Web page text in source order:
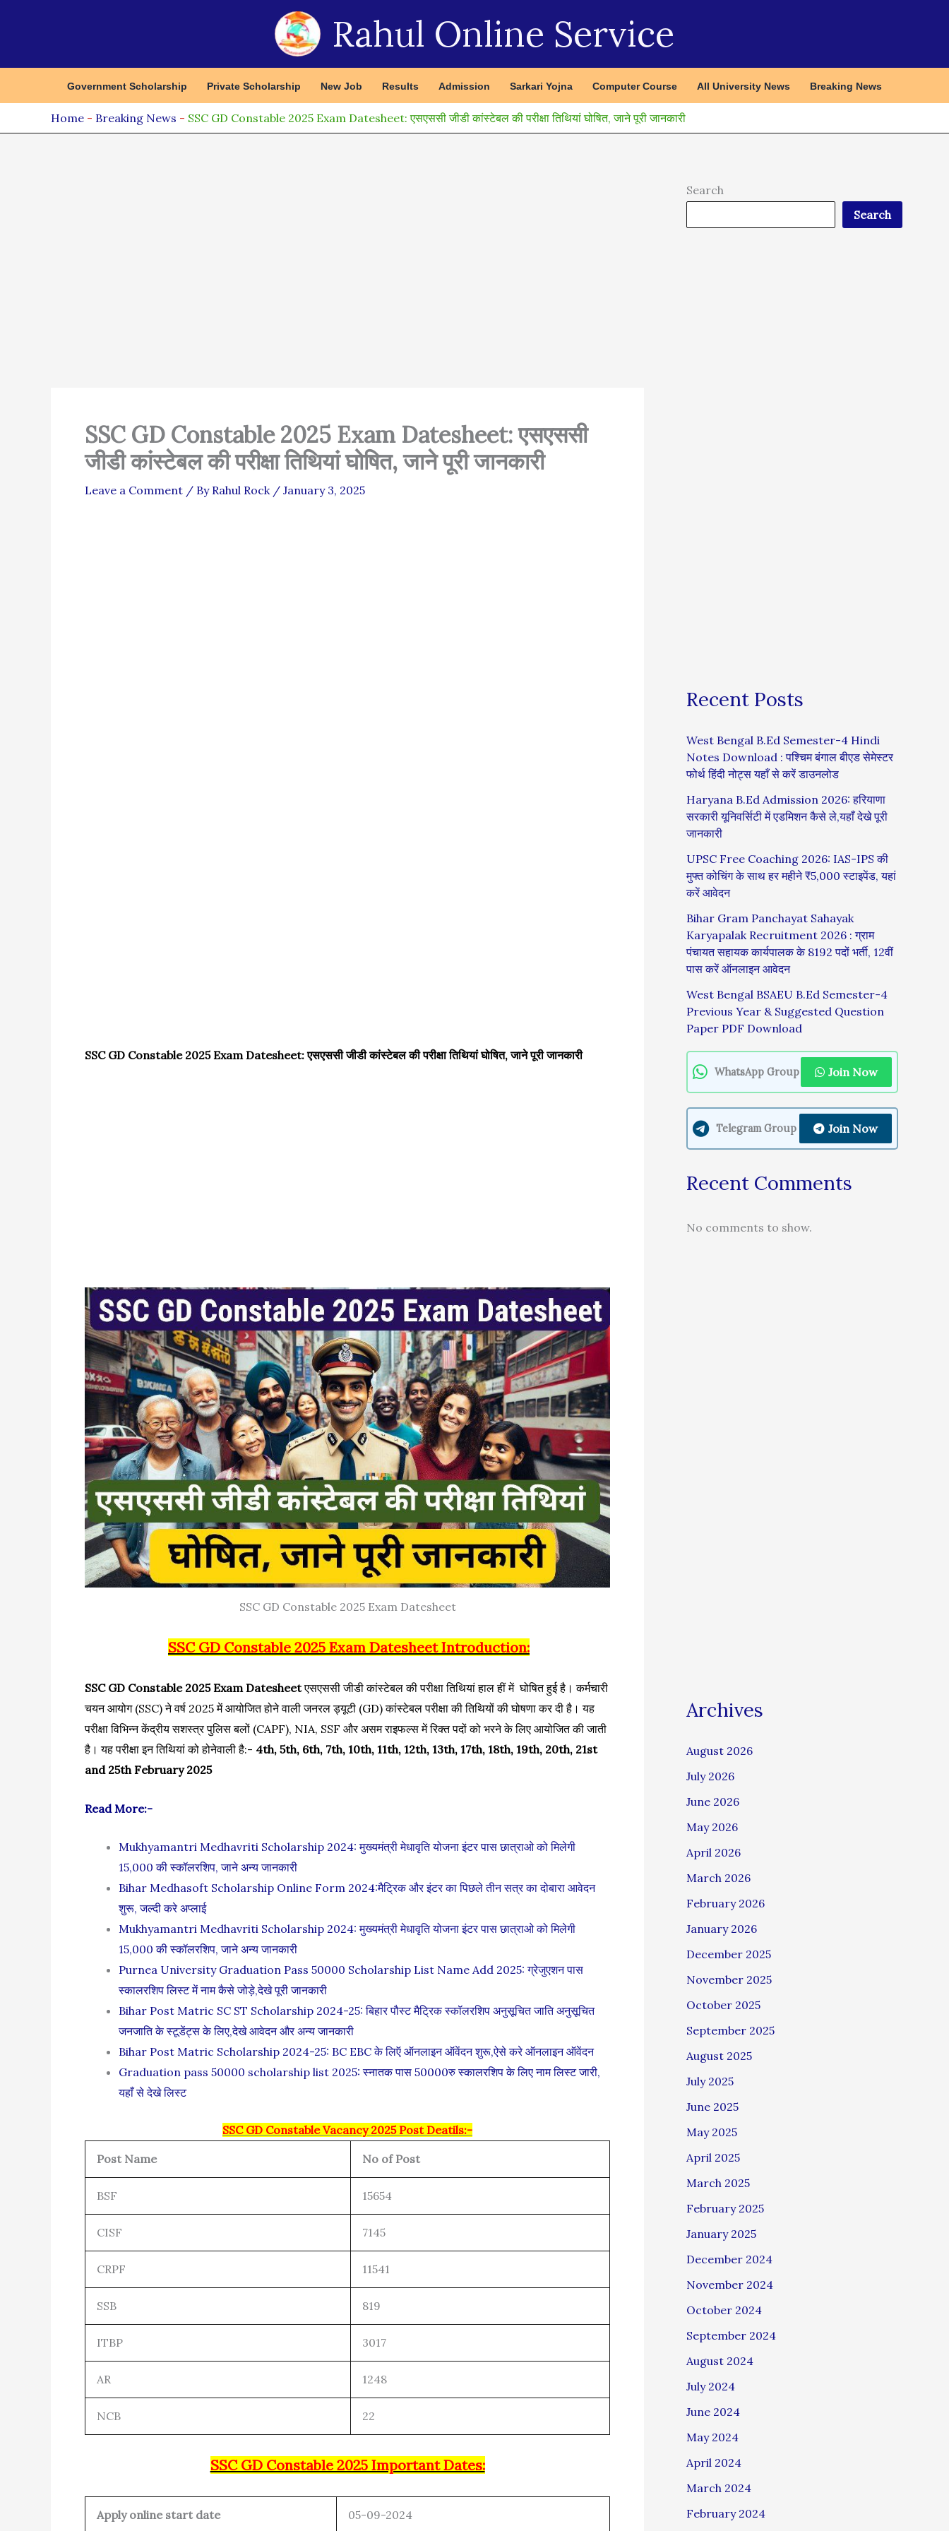
Rahul Online Service
Government Scholarship Private Scholarship New Job Results Admission Sarkari Yojna Computer Course All University News Breaking News
Home - Breaking News - SSC GD Constable 2025 Exam Datesheet: एसएससी जीडी कांस्टेबल की परीक्षा तिथियां घोषित, जाने पूरी जानकारी
SSC GD Constable 2025 Exam Datesheet: एसएससी
जीडी कांस्टेबल की परीक्षा तिथियां घोषित, जाने पूरी जानकारी
Leave a Comment / By Rahul Rock / January 3, 2025
SSC GD Constable 2025 Exam Datesheet: एसएससी जीडी कांस्टेबल की परीक्षा तिथियां घोषित, जाने पूरी जानकारी
SSC GD Constable 2025 Exam Datesheet
SSC GD Constable 2025 Exam Datesheet Introduction:
SSC GD Constable 2025 Exam Datesheetएसएससी जीडी कांस्टेबल की परीक्षा तिथियां हाल हीं में घोषित हुई है। कर्मचारी
चयन आयोग (SSC) ने वर्ष 2025 में आयोजित होने वाली जनरल ड्यूटी (GD) कांस्टेबल परीक्षा की तिथियों की घोषणा कर दी है। यह
परीक्षा विभिन्न केंद्रीय सशस्त्र पुलिस बलों (CAPF), NIA, SSF और असम राइफल्स में रिक्त पदों को भरने के लिए आयोजित की जाती
है। यह परीक्षा इन तिथियां को होनेवाली है:- 4th, 5th, 6th, 7th, 10th, 11th, 12th, 13th, 17th, 18th, 19th, 20th, 21st
and 25th February 2025
Read More:-
Mukhyamantri Medhavriti Scholarship 2024: मुख्यमंत्री मेधावृति योजना इंटर पास छात्राओ को मिलेगी
15,000 की स्कॉलरशिप, जाने अन्य जानकारी
Bihar Medhasoft Scholarship Online Form 2024:मैट्रिक और इंटर का पिछले तीन सत्र का दोबारा आवेदन
शुरू, जल्दी करे अप्लाई
Mukhyamantri Medhavriti Scholarship 2024: मुख्यमंत्री मेधावृति योजना इंटर पास छात्राओ को मिलेगी
15,000 की स्कॉलरशिप, जाने अन्य जानकारी
Purnea University Graduation Pass 50000 Scholarship List Name Add 2025: ग्रेजुएशन पास
स्कालरशिप लिस्ट में नाम कैसे जोड़े,देखे पूरी जानकारी
Bihar Post Matric SC ST Scholarship 2024-25: बिहार पौस्ट मैट्रिक स्कॉलरशिप अनुसूचित जाति अनुसूचित
जनजाति के स्टूडेंट्स के लिए,देखे आवेदन और अन्य जानकारी
Bihar Post Matric Scholarship 2024-25: BC EBC के लिऍ ऑनलाइन ऑवेंदन शुरू,ऐसे करे ऑनलाइन ऑवेंदन
Graduation pass 50000 scholarship list 2025: स्नातक पास 50000रु स्कालरशिप के लिए नाम लिस्ट जारी,
यहाँ से देखे लिस्ट
SSC GD Constable Vacancy 2025 Post Deatils:-
Post Name No of Post
BSF 15654
CISF 7145
CRPF 11541
SSB 819
ITBP 3017
AR 1248
NCB 22
SSC GD Constable 2025 Important Dates:
Apply online start date 05-09-2024
Search
Search
Recent Posts
West Bengal B.Ed Semester-4 Hindi
Notes Download : पश्चिम बंगाल बीएड सेमेस्टर
फोर्थ हिंदी नोट्स यहाँ से करें डाउनलोड
Haryana B.Ed Admission 2026: हरियाणा
सरकारी यूनिवर्सिटी में एडमिशन कैसे ले,यहाँ देखे पूरी
जानकारी
UPSC Free Coaching 2026: IAS-IPS की
मुफ्त कोचिंग के साथ हर महीने ₹5,000 स्टाइपेंड, यहां
करें आवेदन
Bihar Gram Panchayat Sahayak
Karyapalak Recruitment 2026 : ग्राम
पंचायत सहायक कार्यपालक के 8192 पदों भर्ती, 12वीं
पास करें ऑनलाइन आवेदन
West Bengal BSAEU B.Ed Semester-4
Previous Year & Suggested Question
Paper PDF Download
WhatsApp Group Join Now
Telegram Group Join Now
Recent Comments
No comments to show.
Archives
August 2026
July 2026
June 2026
May 2026
April 2026
March 2026
February 2026
January 2026
December 2025
November 2025
October 2025
September 2025
August 2025
July 2025
June 2025
May 2025
April 2025
March 2025
February 2025
January 2025
December 2024
November 2024
October 2024
September 2024
August 2024
July 2024
June 2024
May 2024
April 2024
March 2024
February 2024